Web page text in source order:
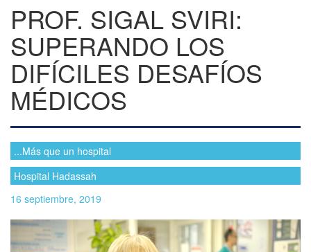
PROF. SIGAL SVIRI:
SUPERANDO LOS
DIFÍCILES DESAFÍOS
MÉDICOS
...Más que un hospital
Hospital Hadassah
16 septiembre, 2019